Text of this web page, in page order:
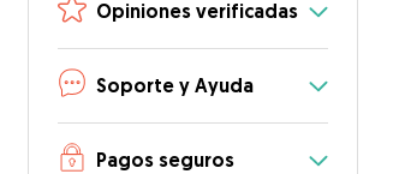
Opiniones verificadas
Soporte y Ayuda
Pagos seguros